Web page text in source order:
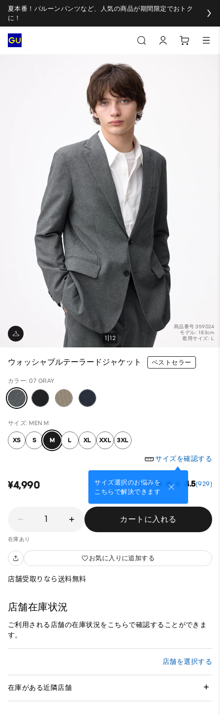
夏本番！バルーンパンツなど、人気の商品が期間限定でおトク
に！
商品番号:359024
モデル: 183cm
着用サイズ: L
1 12
ウォッシャブルテーラードジャケット ベストセラー
カラー: 07 GRAY
サイズ: MEN M
XS S M L XL XXL 3XL
サイズを確認する
サイズ選択のお悩みを
こちらで解決できます
¥4,990 4.5(929)
1 カートに入れる
在庫あり
お気に入りに追加する
店舗受取りなら送料無料
店舗在庫状況
ご利用される店舗の在庫状況をこちらで確認することができま
す。
店舗を選択する
在庫がある近隣店舗